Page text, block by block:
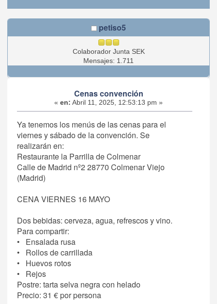
petiso5
Colaborador Junta SEK
Mensajes: 1.711
Cenas convención
« en: Abril 11, 2025, 12:53:13 pm »
Ya tenemos los menús de las cenas para el
viernes y sábado de la convención. Se
realizarán en:
Restaurante la Parrilla de Colmenar
Calle de Madrid nº2 28770 Colmenar Viejo
(Madrid)
CENA VIERNES 16 MAYO
Dos bebidas: cerveza, agua, refrescos y vino.
Para compartir:
• Ensalada rusa
• Rollos de carrillada
• Huevos rotos
• Rejos
Postre: tarta selva negra con helado
Precio: 31 € por persona